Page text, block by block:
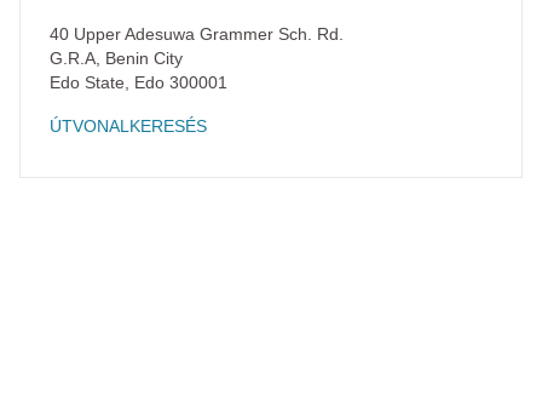
40 Upper Adesuwa Grammer Sch. Rd.
G.R.A, Benin City
Edo State
Edo 300001
ÚTVONALKERESÉS